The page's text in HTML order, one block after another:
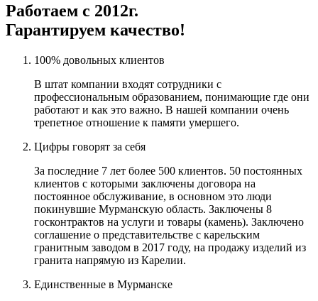
Работаем с 2012г.
Гарантируем качество!
100% довольных клиентов
В штат компании входят сотрудники с
профессиональным образованием, понимающие где они
работают и как это важно. В нашей компании очень
трепетное отношение к памяти умершего.
Цифры говорят за себя
За последние 7 лет более 500 клиентов. 50 постоянных
клиентов с которыми заключены договора на
постоянное обслуживание, в основном это люди
покинувшие Мурманскую область. Заключены 8
госконтрактов на услуги и товары (камень). Заключено
соглашение о представительстве с карельским
гранитным заводом в 2017 году, на продажу изделий из
гранита напрямую из Карелии.
Единственные в Мурманске